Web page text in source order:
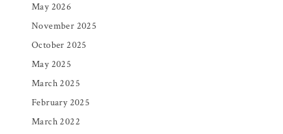
May 2026
November 2025
October 2025
May 2025
March 2025
February 2025
March 2022